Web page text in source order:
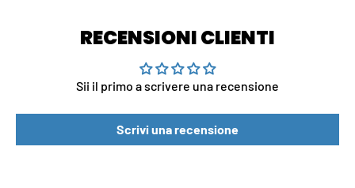
RECENSIONI CLIENTI
Sii il primo a scrivere una recensione
Scrivi una recensione